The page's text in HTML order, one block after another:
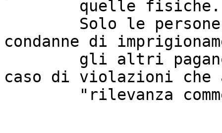
condanne di
caso di violazioni che